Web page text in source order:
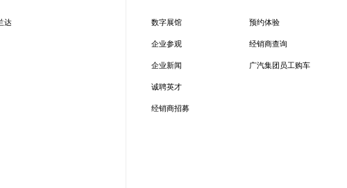
达 数字展馆
企业参观
企业新闻
诚聘英才
经销商招募
预约体验
经销商查询
广汽集团员工购车